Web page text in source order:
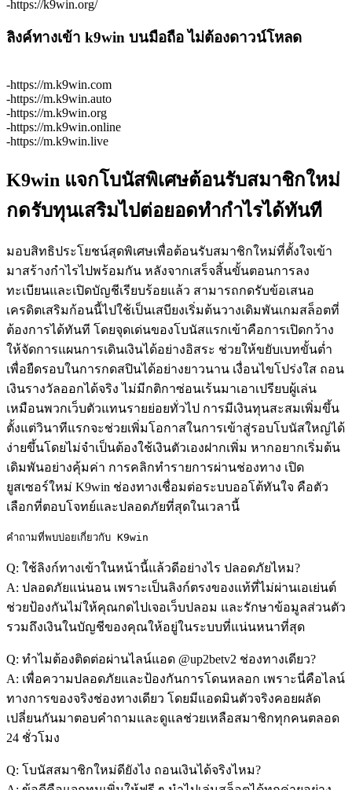
-https://k9win.org/
ลิงค์ทางเข้า k9win บนมือถือ ไม่ต้องดาวน์โหลด
-https://m.k9win.com
-https://m.k9win.auto
-https://m.k9win.org
-https://m.k9win.online
-https://m.k9win.live
K9win แจกโบนัสพิเศษต้อนรับสมาชิกใหม่
กดรับทุนเสริมไปต่อยอดทำกำไรได้ทันที
มอบสิทธิประโยชน์สุดพิเศษเพื่อต้อนรับสมาชิกใหม่ที่ตั้งใจเข้า
มาสร้างกำไรไปพร้อมกัน หลังจากเสร็จสิ้นขั้นตอนการลง
ทะเบียนและเปิดบัญชีเรียบร้อยแล้ว สามารถกดรับข้อเสนอ
เครดิตเสริมก้อนนี้ไปใช้เป็นเสบียงเริ่มต้นวางเดิมพันเกมสล็อตที่
ต้องการได้ทันที โดยจุดเด่นของโบนัสแรกเข้าคือการเปิดกว้าง
ให้จัดการแผนการเดินเงินได้อย่างอิสระ ช่วยให้ขยับเบทขั้นต่ำ
เพื่อยืดรอบในการกดสปินได้อย่างยาวนาน เงื่อนไขโปร่งใส ถอน
เงินรางวัลออกได้จริง ไม่มีกติกาซ่อนเร้นมาเอาเปรียบผู้เล่น
เหมือนพวกเว็บตัวแทนรายย่อยทั่วไป การมีเงินทุนสะสมเพิ่มขึ้น
ตั้งแต่วินาทีแรกจะช่วยเพิ่มโอกาสในการเข้าสู่รอบโบนัสใหญ่ได้
ง่ายขึ้นโดยไม่จำเป็นต้องใช้เงินตัวเองฝากเพิ่ม หากอยากเริ่มต้น
เดิมพันอย่างคุ้มค่า การคลิกทำรายการผ่านช่องทาง เปิด
ยูสเซอร์ใหม่ K9win ช่องทางเชื่อมต่อระบบออโต้ทันใจ คือตัว
เลือกที่ตอบโจทย์และปลอดภัยที่สุดในเวลานี้
คำถามที่พบบ่อยเกี่ยวกับ K9win
Q: ใช้ลิงก์ทางเข้าในหน้านี้แล้วดีอย่างไร ปลอดภัยไหม?
A: ปลอดภัยแน่นอน เพราะเป็นลิงก์ตรงของแท้ที่ไม่ผ่านเอเย่นต์
ช่วยป้องกันไม่ให้คุณกดไปเจอเว็บปลอม และรักษาข้อมูลส่วนตัว
รวมถึงเงินในบัญชีของคุณให้อยู่ในระบบที่แน่นหนาที่สุด
Q: ทำไมต้องติดต่อผ่านไลน์แอด @up2betv2 ช่องทางเดียว?
A: เพื่อความปลอดภัยและป้องกันการโดนหลอก เพราะนี่คือไลน์
ทางการของจริงช่องทางเดียว โดยมีแอดมินตัวจริงคอยผลัด
เปลี่ยนกันมาตอบคำถามและดูแลช่วยเหลือสมาชิกทุกคนตลอด
24 ชั่วโมง
Q: โบนัสสมาชิกใหม่ดียังไง ถอนเงินได้จริงไหม?